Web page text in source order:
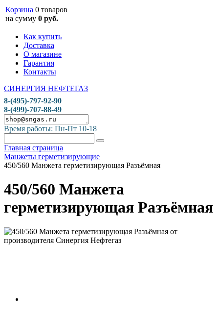
Корзина 0 товаров
на сумму 0 руб.
Как купить
Доставка
О магазине
Гарантия
Контакты
СИНЕРГИЯ НЕФТЕГАЗ
8-(495)-797-92-90
8-(499)-707-88-49
Время работы: Пн-Пт 10-18
Главная страница
Манжеты герметизирующие
450/560 Манжета герметизирующая Разъёмная
450/560 Манжета
герметизирующая Разъёмная